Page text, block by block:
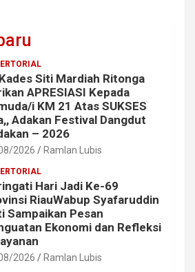
Siti Mardiah Ritonga
APRESIASI Kepada
i KM 21 Atas SUKSES
Adakan Festival Dangdut
– 2026
2026 Ramlan Lubis
Hari Jadi Ke-69
RiauWabup Syafaruddin
Sampaikan Pesan
Ekonomi dan Refleksi
2026 Ramlan Lubis